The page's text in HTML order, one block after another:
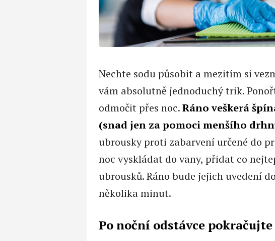
Nechte sodu působit a mezitím si
vám absolutně jednoduchý trik.
odmočit přes noc.Ráno veškerá
(snad jen za pomoci menšího
ubrousky proti zabarvení určené do
noc vyskládat do vany, přidat co
ubrousků. Ráno bude jejich uvedení
několika minut.
Po noční odstávce pokračujte